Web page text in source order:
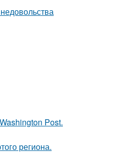
Post.
региона.